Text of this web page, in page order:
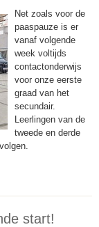
Net zoals voor de
paaspauze is er
vanaf volgende
week voltijds
contactonderwijs
voor onze eerste
graad van het
secundair.
Leerlingen van de
tweede en derde
start!